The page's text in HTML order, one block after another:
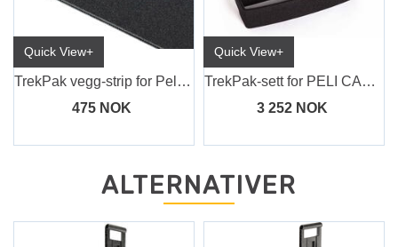
Quick View+
TrekPak vegg-strip for Peli Case 1510
475 NOK
Quick View+
TrekPak-sett for PELI CASE 1510
3 252 NOK
ALTERNATIVER